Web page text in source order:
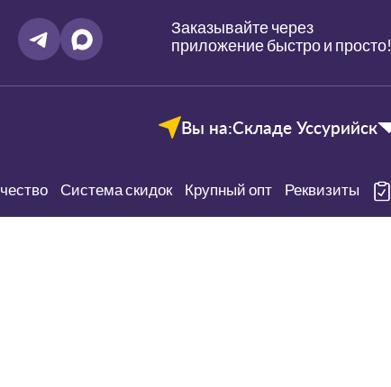
Заказывайте через
приложение быстро и просто!
Вы на:Складе Уссурийск
Система скидок Крупный опт Реквизиты